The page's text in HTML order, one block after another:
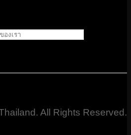
All Rights Reserved.